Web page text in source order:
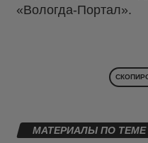
«Вологда-Портал».
МАТЕРИАЛЫ ПО ТЕМЕ